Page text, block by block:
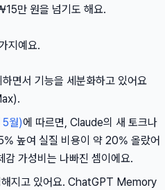
만 원을 넘기도 해요.
지예요.
면서 기능을 세분화하고 있어요
월)에 따르면, Claude의 새 토크나
높여 실질 비용이 약 20% 올랐어
감 가성비는 나빠진 셈이에요.
지고 있어요. ChatGPT Memory